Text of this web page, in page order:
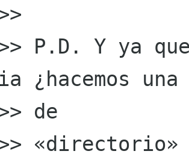
P.D. Y ya
¿hacemos
de
>>